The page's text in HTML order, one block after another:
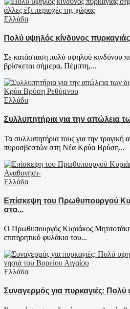
Ελλάδα
Πολύ υψηλός κίνδυνος
Σε κατάσταση πολύ υψηλού κινδύνου
βρίσκεται σήμερα, Πέμπτη,...
Ελλάδα
Συλλυπητήρια για την απώλεια
Τα συλλυπητήρια τους για την τραγική
πυροσβεστών στη Νέα Κρύα Βρύση...
Ελλάδα
Επίσκεψη του Πρωθυπουργού
στο...
Ο Πρωθυπουργός Κυριάκος
επιτηρητικό φυλάκιο του...
Ελλάδα
Συναγερμός για πυρκαγιές: Πολύ